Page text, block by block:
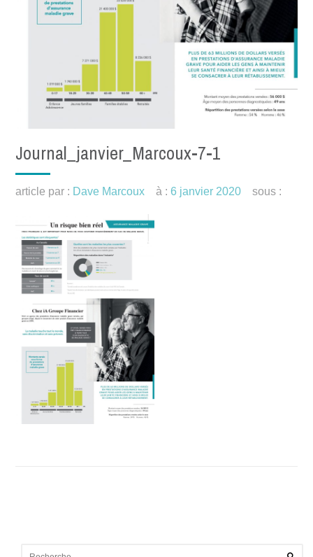
Journal_janvier_Marcoux-7-1
article par : Dave Marcoux à :6 janvier 2020 sous :